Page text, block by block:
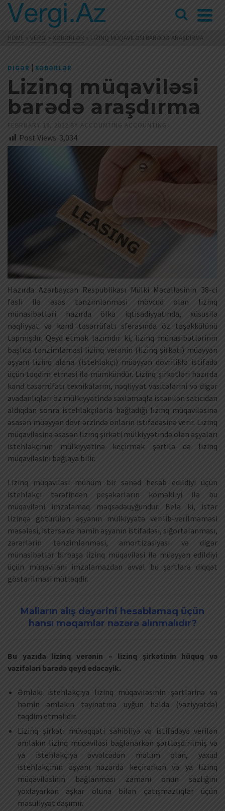
HOME » VERGI » XƏBƏRLƏR » LIZINQ MÜQAVILƏSI BARƏDƏ ARAŞDIRMA
DIGƏR | XƏBƏRLƏR
Lizinq müqaviləsi
barədə araşdırma
FEBRUARY 18, 2022 BY ACCOUNTING ACCOUNTING
Post Views: 3,034
Hazırda Azərbaycan Respublikası Mülki Məcəlləsinin 38-ci
fəsli ilə əsas tənzimlənməsi mövcud olan lizinq
münasibətləri hazırda ölkə iqtisadiyyatında, xüsusilə
nəqliyyat və kənd təsərrüfatı sferasında öz təşəkkülünü
tapmışdır. Qeyd etmək lazımdır ki, lizinq münasibətlərinin
başlıca tənzimləməsi lizinq verənin (lizinq şirkəti) müəyyən
əşyanı lizinq alana (istehlakçı) müəyyən dövriliklə istifadə
üçün təqdim etməsi ilə mümkündür. Lizinq şirkətləri hazırda
kənd təsərrüfatı texnikalarını, nəqliyyat vasitələrini və digər
avadanlıqları öz mülkiyyətində saxlamaqla istənilən satıcıdan
aldıqdan sonra istehlakçılarla bağladığı lizinq müqaviləsinə
əsasən müəyyən dövr ərzində onların istifadəsinə verir. Lizinq
müqaviləsinə əsasən lizinq şirkəti mülkiyyətində olan əşyaları
istehlakçının mülkiyyətinə keçirmək şərtilə də lizinq
müqaviləsini bağlaya bilir.
Lizinq müqaviləsi mühüm bir sənəd hesab edildiyi üçün
istehlakçı tərəfindən peşəkarların köməkliyi ilə bu
müqaviləni imzalamaq məqsədəuyğundur. Belə ki, istər
lizinqə götürülən əşyanın mülkiyyətə verilib-verilməməsi
məsələsi, istərsə də həmin əşyanın istifadəsi, sığortalanması,
zərərlərin tənzimlənməsi, amortizasiyası və digər
münasibətlər birbaşa lizinq müqaviləsi ilə müəyyən edildiyi
üçün müqaviləni imzalamazdan əvvəl bu şərtlərə diqqət
göstərilməsi mütləqdir.
Malların alış dəyərini hesablamaq üçün
hansı məqamlar nəzərə alınmalıdır?
Bu yazıda lizinq verənin – lizinq şirkətinin hüquq və
vəzifələri barədə qeyd edəcəyik.
Əmlakı istehlakçıya lizinq müqaviləsinin şərtlərinə və
həmin əmlakın təyinatına uyğun halda (vəziyyətdə)
təqdim etməlidir.
Lizinq şirkəti müvəqqəti sahibliyə və istifadəyə verilən
əmlakın lizinq müqaviləsi bağlanarkən şərtləşdirilmiş və
ya istehlakçıya əvvəlcədən məlum olan, yaxud
istehlakçının əşyanı nəzərdə keçirərkən və ya lizinq
müqaviləsinin bağlanması zamanı onun sazlığını
yoxlayarkən aşkar oluna bilən çatışmazlıqlar üçün
məsuliyyət daşımır.